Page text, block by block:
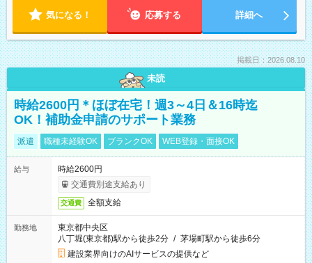
気になる！ 応募する 詳細へ
掲載日：2026.08.10
未読
時給2600円＊ほぼ在宅！週3～4日＆16時迄
OK！補助金申請のサポート業務
派遣 職種未経験OK ブランクOK WEB登録・面接OK
給与
時給2600円
交通費別途支給あり
交通費 全額支給
勤務地
東京都中央区
八丁堀(東京都)駅から徒歩2分 / 茅場町駅から徒歩6分
建設業界向けのAIサービスの提供など